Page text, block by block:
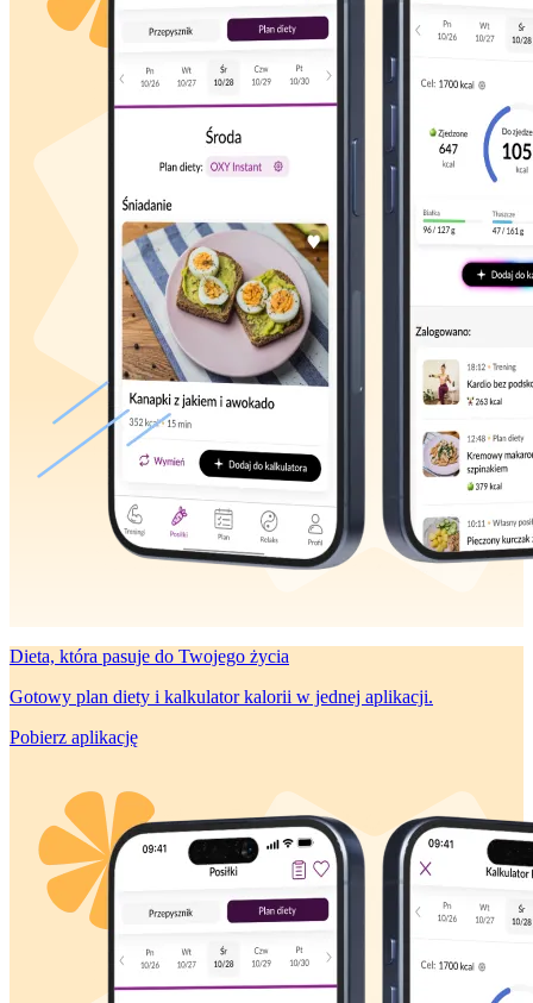
Dieta, która pasuje do Twojego życia
Gotowy plan diety i kalkulator kalorii w jednej aplikacji.
Pobierz aplikację